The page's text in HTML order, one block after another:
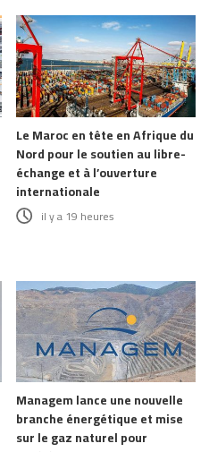
Le Maroc en tête en Afrique du
Nord pour le soutien au libre-
échange et à l’ouverture
internationale
il y a 19 heures
Managem lance une nouvelle
branche énergétique et mise
sur le gaz naturel pour